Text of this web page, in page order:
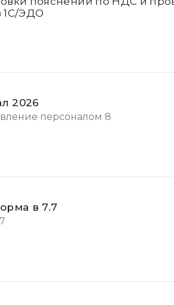
1С/ЭДО
2026
персоналом 8
в 7.7